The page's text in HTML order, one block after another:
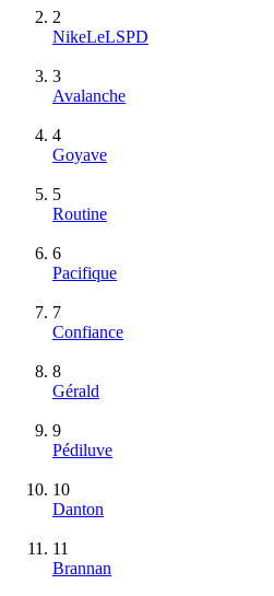
2
NikeLeLSPD
3
Avalanche
4
Goyave
5
Routine
6
Pacifique
7
Confiance
8
Gérald
9
Pédiluve
10
Danton
11
Brannan